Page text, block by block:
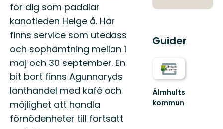
för dig som paddlar
kanotleden Helge å. Här
finns service som utedass
och sophämtning mellan 1
maj och 30 september. En
bit bort finns Agunnaryds
lanthandel med kafé och
möjlighet att handla
förnödenheter till fortsatt
Guider
Älmhults
kommun